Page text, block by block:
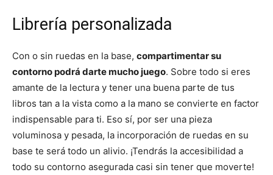
Librería personalizada
Con o sin ruedas en la base, compartimentar su
contorno podrá darte mucho juego. Sobre todo si eres
amante de la lectura y tener una buena parte de tus
libros tan a la vista como a la mano se convierte en factor
indispensable para ti. Eso sí, por ser una pieza
voluminosa y pesada, la incorporación de ruedas en su
base te será todo un alivio. ¡Tendrás la accesibilidad a
todo su contorno asegurada casi sin tener que moverte!